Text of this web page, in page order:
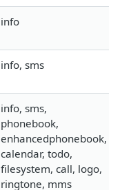
info
info, sms
info, sms,
phonebook,
enhancedphonebook,
calendar, todo,
filesystem, call, logo,
ringtone, mms